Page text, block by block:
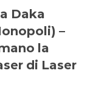
Daka
–
la
di Laser